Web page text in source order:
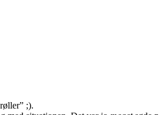
;).